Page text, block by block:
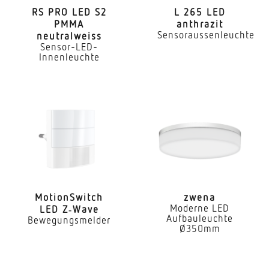
RS PRO LED S2
PMMA
neutralweiss
Sensor-LED-
Innenleuchte
L 265 LED
anthrazit
Sensoraussenleuchte
Moti­onS­witch
LED Z‑Wave
Bewegungsmelder
zwena
Moderne LED
Aufbauleuchte
Ø350mm